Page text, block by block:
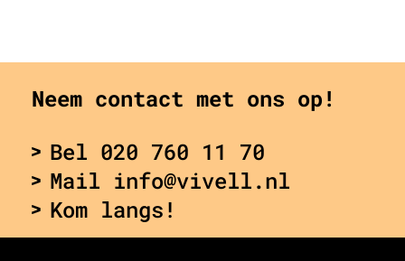
Neem contact met ons op!
Bel 020 760 11 70
Mail info@vivell.nl
Kom langs!